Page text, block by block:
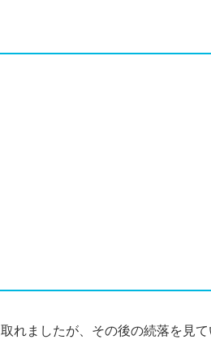
ましたが、その後の続落を見て